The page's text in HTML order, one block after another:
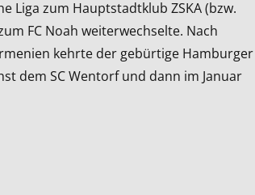
Liga zum Hauptstadtklub ZSKA (bzw.
FC Noah weiterwechselte. Nach
kehrte der gebürtige Hamburger
dem SC Wentorf und dann im Januar